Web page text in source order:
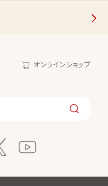
オンラインショップ